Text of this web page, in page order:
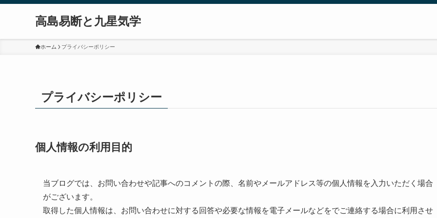
高島易断と九星気学
ホーム プライバシーポリシー
プライバシーポリシー
個人情報の利用目的
当ブログでは、お問い合わせや記事へのコメントの際、名前やメールアドレス等の個人情報を入力いただく場合
がございます。
取得した個人情報は、お問い合わせに対する回答や必要な情報を電子メールなどをでご連絡する場合に利用させ